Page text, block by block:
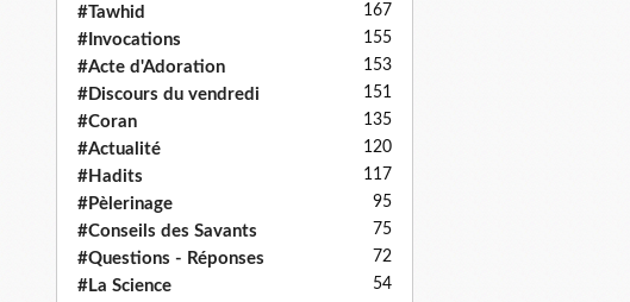
#Tawhid 167
#Invocations 155
#Acte d'Adoration 153
#Discours du vendredi 151
#Coran 135
#Actualité 120
#Hadits 117
#Pèlerinage 95
#Conseils des Savants 75
#Questions - Réponses 72
#La Science 54